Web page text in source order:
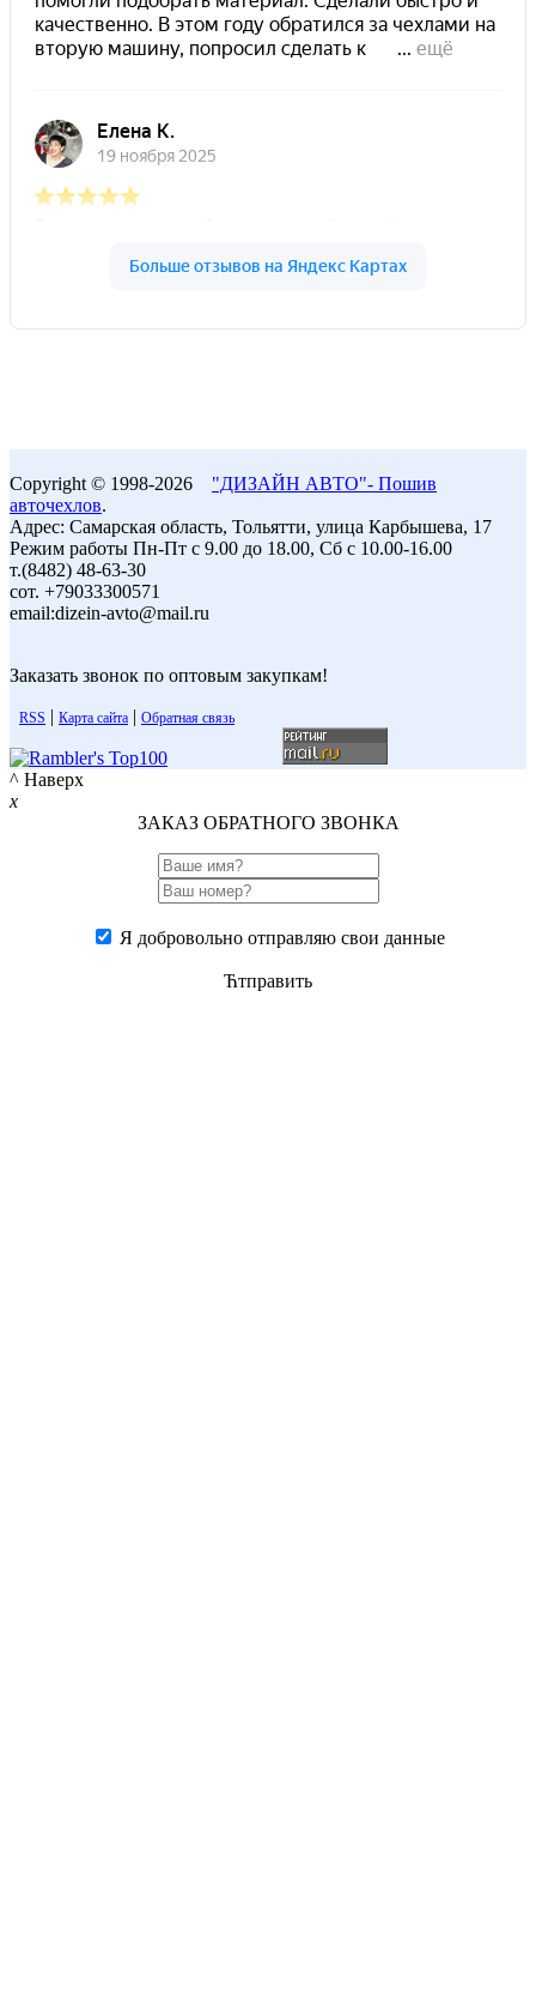
Copyright © 1998-2026 "ДИЗАЙН АВТО"- Пошив
авточехлов.
Адрес: Самарская область, Тольятти, улица Карбышева, 17
Режим работы Пн-Пт с 9.00 до 18.00, Сб с 10.00-16.00
т.(8482) 48-63-30
сот. +79033300571
email:dizein-avto@mail.ru
Заказать звонок по оптовым закупкам!
RSS | Карта сайта | Обратная связь
^ Наверх
x
ЗАКАЗ ОБРАТНОГО ЗВОНКА
Я добровольно отправляю свои данные
Ћтправить